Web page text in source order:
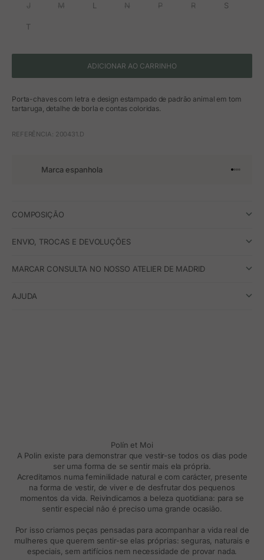
J M L N P R S
T
ADICIONAR AO CARRINHO
Porta-chaves com letra e design estampado de padrão animal em tom
tartaruga, detalhe de borla e contas coloridas.
REFERÊNCIA: 200431.D
Marca espanhola Ir para o
Ir para
Ir para
Ir para
COMPOSIÇÃO
ENVIO, TROCAS E DEVOLUÇÕES
MARCAR CONSULTA NO NOSSO ATELIER DE MADRID
AJUDA
Polín et Moi
A Polin existe para demonstrar que vestir-se todos os dias pode
ser uma forma de se sentir mais ela própria.
Acreditamos numa feminilidade natural e com carácter, presente
na forma de vestir, de viver e de desfrutar dos pequenos
momentos da vida. Reivindicamos a beleza quotidiana: para se
sentir especial não é preciso uma grande ocasião.
Por isso criamos peças pensadas para acompanhar a vida real de
mulheres que querem sentir-se elas próprias: seguras, naturais e
especiais, sem artifícios nem necessidade de provar nada.